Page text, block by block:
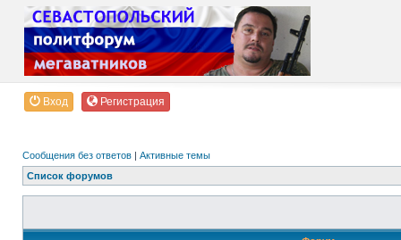
Вход Регистрация
Сообщения без ответов | Активные темы
Список форумов